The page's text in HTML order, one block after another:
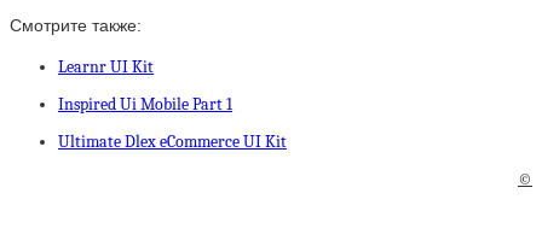
Смотрите также:
Learnr UI Kit
Inspired Ui Mobile Part 1
Ultimate Dlex eCommerce UI Kit
©